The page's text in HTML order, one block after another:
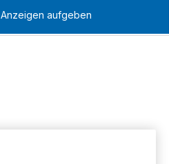
Anzeigen aufgeben